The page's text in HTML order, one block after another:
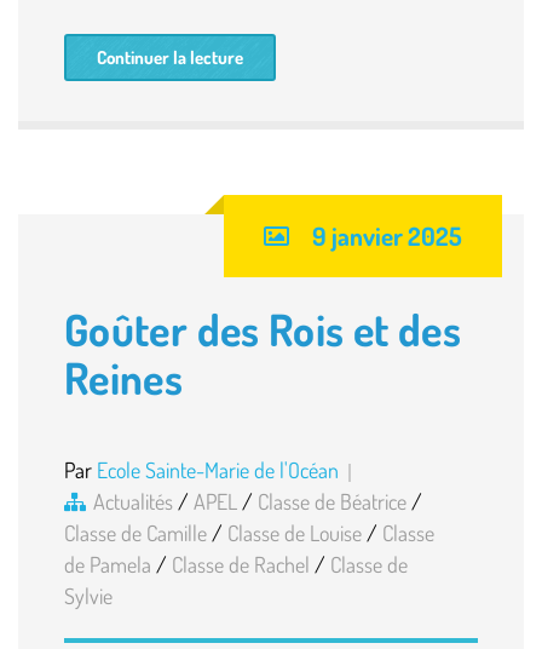
Continuer la lecture
9 janvier 2025
Goûter des Rois et des
Reines
Par Ecole Sainte-Marie de l'Océan
Actualités / APEL / Classe de Béatrice /
Classe de Camille / Classe de Louise / Classe
de Pamela / Classe de Rachel / Classe de
Sylvie